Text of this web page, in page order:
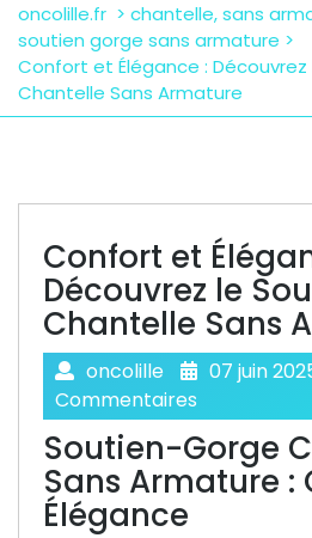
oncolille.fr > chantelle,sans
soutien gorge sans armature >
Confort et Élégance :
Chantelle Sans Armature
Confort et
Découvrez le
Chantelle Sans
oncolille 07 juin
Commentaires
Soutien-Gorge
Sans Armature :
Élégance